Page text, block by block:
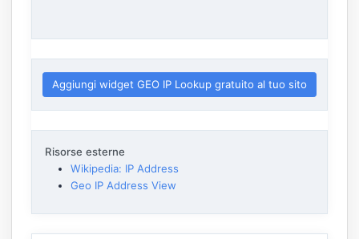
Aggiungi widget GEO IP Lookup gratuito al tuo sito
Risorse esterne
Wikipedia: IP Address
Geo IP Address View